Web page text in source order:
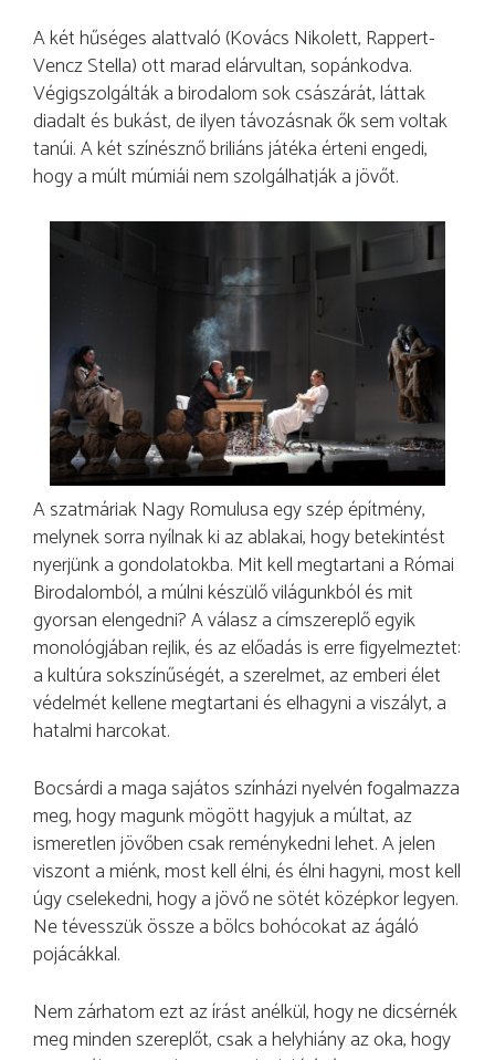
A két hűséges alattvaló (Kovács Nikolett, Rappert-
Vencz Stella) ott marad elárvultan, sopánkodva.
Végigszolgálták a birodalom sok császárát, láttak
diadalt és bukást, de ilyen távozásnak ők sem voltak
tanúi. A két színésznő briliáns játéka érteni engedi,
hogy a múlt múmiái nem szolgálhatják a jövőt.
A szatmáriak Nagy Romulusa egy szép építmény,
melynek sorra nyílnak ki az ablakai, hogy betekintést
nyerjünk a gondolatokba. Mit kell megtartani a Római
Birodalomból, a múlni készülő világunkból és mit
gyorsan elengedni? A válasz a címszereplő egyik
monológjában rejlik, és az előadás is erre figyelmeztet:
a kultúra sokszínűségét, a szerelmet, az emberi élet
védelmét kellene megtartani és elhagyni a viszályt, a
hatalmi harcokat.
Bocsárdi a maga sajátos színházi nyelvén fogalmazza
meg, hogy magunk mögött hagyjuk a múltat, az
ismeretlen jövőben csak reménykedni lehet. A jelen
viszont a miénk, most kell élni, és élni hagyni, most kell
úgy cselekedni, hogy a jövő ne sötét középkor legyen.
Ne tévesszük össze a bölcs bohócokat az ágáló
pojácákkal.
Nem zárhatom ezt az írást anélkül, hogy ne dicsérnék
meg minden szereplőt, csak a helyhiány az oka, hogy